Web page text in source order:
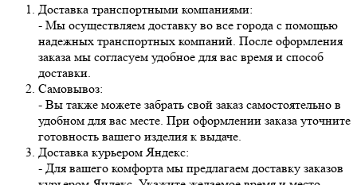
Доставка транспортными компаниями:
- Мы осуществляем доставку во все города с помощью
надежных транспортных компаний. После оформления
заказа мы согласуем удобное для вас время и способ
доставки.
Самовывоз:
- Вы также можете забрать свой заказ самостоятельно в
удобном для вас месте. При оформлении заказа уточните
готовность вашего изделия к выдаче.
Доставка курьером Яндекс:
- Для вашего комфорта мы предлагаем доставку заказов